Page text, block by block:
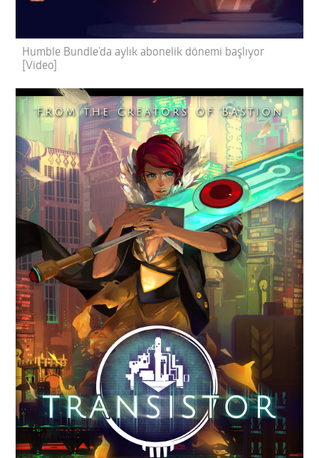
Humble Bundle’da aylık abonelik dönemi başlıyor
[Video]